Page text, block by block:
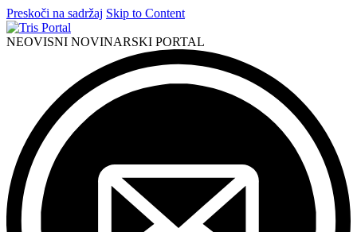
Preskoči na sadržaj Skip to Content
NEOVISNI NOVINARSKI PORTAL